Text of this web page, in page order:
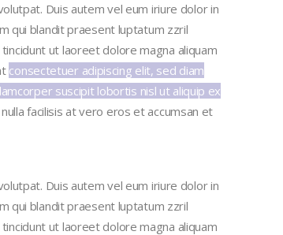
Duis autem vel eum iriure dolor in
qui blandit praesent luptatum zzril
ut laoreet dolore magna aliquam
consectetuer adipiscing elit, sed diam
suscipit lobortis nisl ut aliquip ex
facilisis at vero eros et accumsan et
Duis autem vel eum iriure dolor in
qui blandit praesent luptatum zzril
ut laoreet dolore magna aliquam